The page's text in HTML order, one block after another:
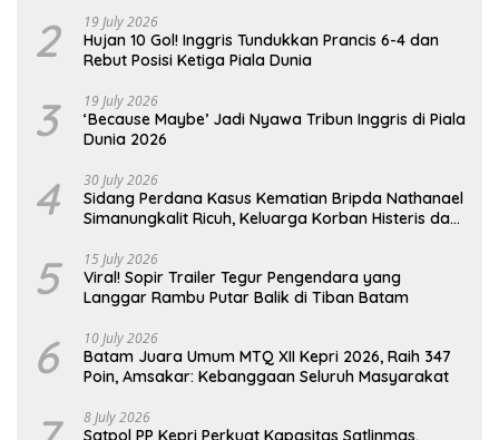
2 19 July 2026
Hujan 10 Gol! Inggris Tundukkan Prancis 6-4 dan
Rebut Posisi Ketiga Piala Dunia
3 19 July 2026
‘Because Maybe’ Jadi Nyawa Tribun Inggris di Piala
Dunia 2026
4 30 July 2026
Sidang Perdana Kasus Kematian Bripda Nathanael
Simanungkalit Ricuh, Keluarga Korban Histeris dan
5 15 July 2026
Viral! Sopir Trailer Tegur Pengendara yang
Langgar Rambu Putar Balik di Tiban Batam
6 10 July 2026
Batam Juara Umum MTQ XII Kepri 2026, Raih 347
Poin, Amsakar: Kebanggaan Seluruh Masyarakat
8 July 2026
Satpol PP Kepri Perkuat Kapasitas Satlinmas,